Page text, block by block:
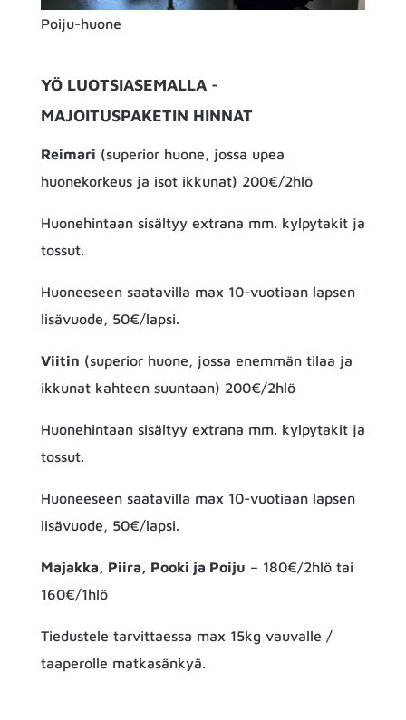
Poiju-huone
YÖ LUOTSIASEMALLA -
MAJOITUSPAKETIN HINNAT
Reimari (superior huone, jossa upea
huonekorkeus ja isot ikkunat) 200€/2hlö
Huonehintaan sisältyy extrana mm. kylpytakit ja
tossut.
Huoneeseen saatavilla max 10-vuotiaan lapsen
lisävuode, 50€/lapsi.
Viitin (superior huone, jossa enemmän tilaa ja
ikkunat kahteen suuntaan) 200€/2hlö
Huonehintaan sisältyy extrana mm. kylpytakit ja
tossut.
Huoneeseen saatavilla max 10-vuotiaan lapsen
lisävuode, 50€/lapsi.
Majakka, Piira, Pooki ja Poiju – 180€/2hlö tai
160€/1hlö
Tiedustele tarvittaessa max 15kg vauvalle /
taaperolle matkasänkyä.